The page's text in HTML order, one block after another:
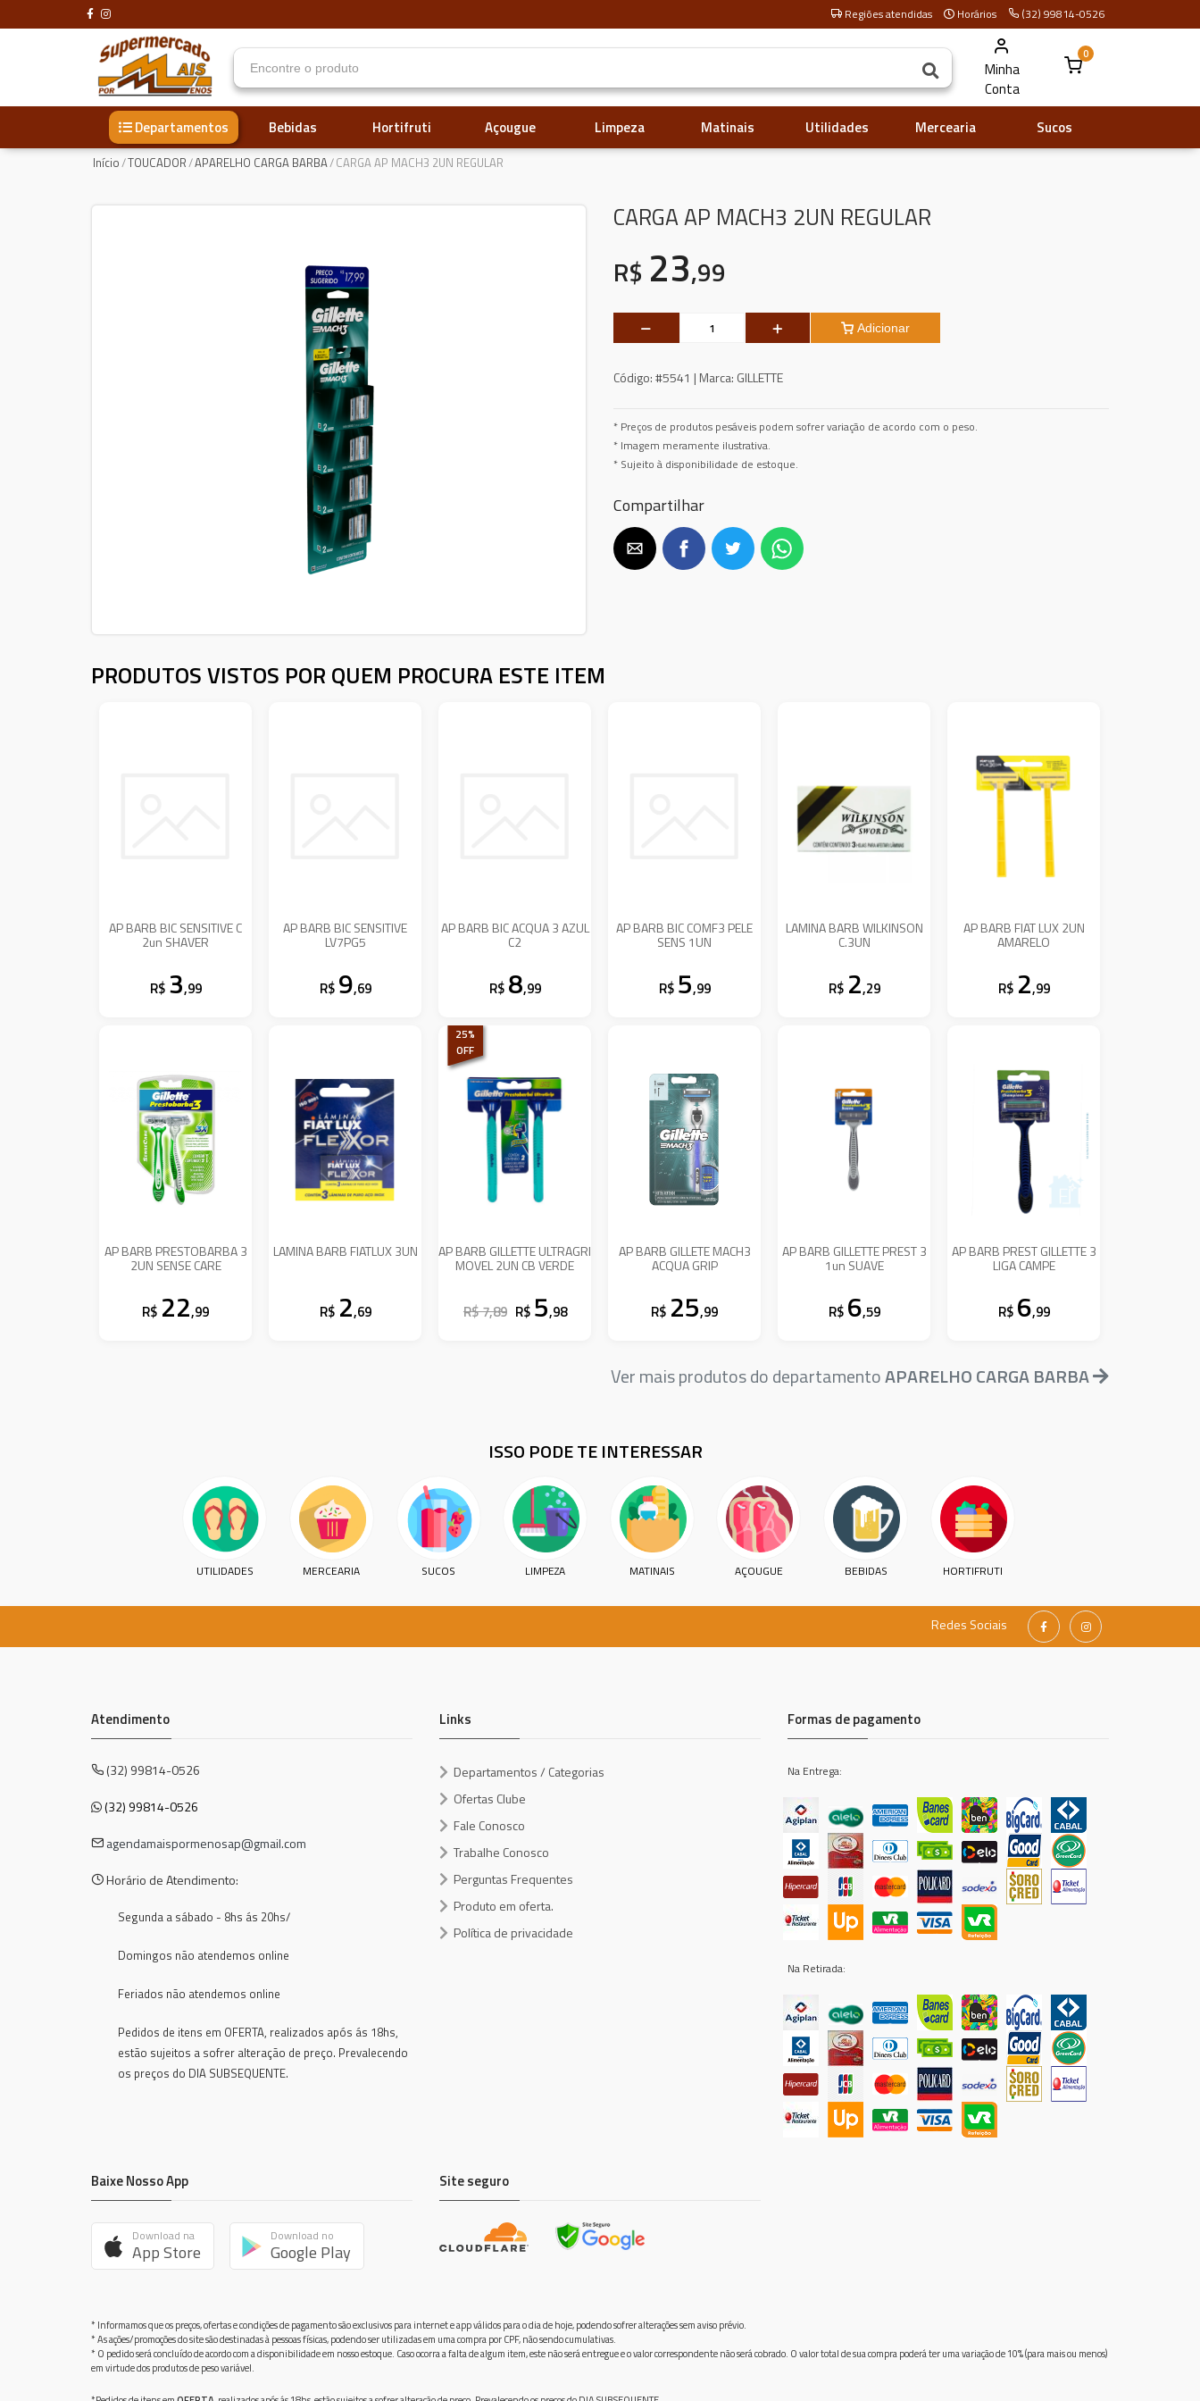
Regiões atendidas Horários (32) 99814-0526
Minha
Conta
0
Departamentos Sucos
Mercearia
Utilidades
Matinais
Limpeza
Açougue
Hortifruti
Bebidas
Início/TOUCADOR/APARELHO CARGA BARBA/CARGA AP MACH3 2UN REGULAR
CARGA AP MACH3 2UN REGULAR
R$ 23,99
Adicionar
Código:#5541 | Marca: GILLETTE
* Preços de produtos pesáveis podem sofrer variação de acordo com o peso.
* Imagem meramente ilustrativa.
* Sujeito à disponibilidade de estoque.
Compartilhar
PRODUTOS VISTOS POR QUEM PROCURA ESTE ITEM
AP BARB BIC SENSITIVE C
2un SHAVER
R$ 3,99
AP BARB BIC SENSITIVE
LV7PG5
R$ 9,69
AP BARB BIC ACQUA 3 AZUL
C2
R$ 8,99
AP BARB BIC COMF3 PELE
SENS 1UN
R$ 5,99
LAMINA BARB WILKINSON
C.3UN
R$ 2,29
AP BARB FIAT LUX 2UN
AMARELO
R$ 2,99
AP BARB PRESTOBARBA 3
2UN SENSE CARE
R$ 22,99
LAMINA BARB FIATLUX 3UN
R$ 2,69
25%
OFF
AP BARB GILLETTE ULTRAGRI
MOVEL 2UN CB VERDE
R$ 7,89 R$ 5,98
AP BARB GILLETE MACH3
ACQUA GRIP
R$ 25,99
AP BARB GILLETTE PREST 3
1un SUAVE
R$ 6,59
AP BARB PREST GILLETTE 3
LIGA CAMPE
R$ 6,99
Ver mais produtos do departamentoAPARELHO CARGA BARBA
ISSO PODE TE INTERESSAR
UTILIDADES MERCEARIA SUCOS LIMPEZA MATINAIS AÇOUGUE BEBIDAS HORTIFRUTI
Redes Sociais
Atendimento
(32) 99814-0526
(32) 99814-0526
agendamaispormenosap@gmail.com
Horário de Atendimento:
Segunda a sábado - 8hs ás 20hs/
Domingos não atendemos online
Feriados não atendemos online
Pedidos de itens em OFERTA, realizados após ás 18hs,
estão sujeitos a sofrer alteração de preço. Prevalecendo
os preços do DIA SUBSEQUENTE.
Links
Departamentos / Categorias
Ofertas Clube
Fale Conosco
Trabalhe Conosco
Perguntas Frequentes
Produto em oferta.
Política de privacidade
Formas de pagamento
Na Entrega:
Na Retirada:
Baixe Nosso App
Download na
App Store
Download no
Google Play
Site seguro
* Informamos que os preços, ofertas e condições de pagamento são exclusivos para internet e app válidos para o dia de hoje, podendo sofrer alterações sem aviso prévio.
* As ações/promoções do site são destinadas à pessoas físicas, podendo ser utilizadas em uma compra por CPF, não sendo cumulativas.
* O pedido será concluído de acordo com a disponibilidade em nosso estoque. Caso ocorra a falta de algum item, este não será entregue e o valor correspondente não será cobrado. O valor total de sua compra poderá ter uma variação de 10% (para mais ou menos)
em virtude dos produtos de peso variável.